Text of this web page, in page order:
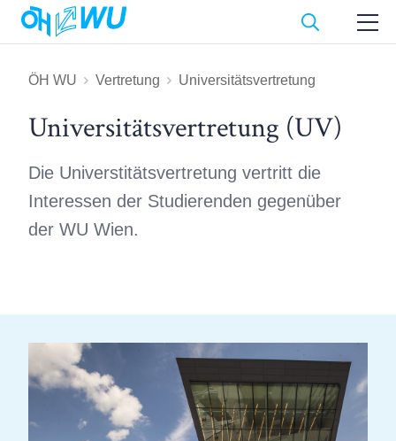
ÖH WU Vertretung Universitätsvertretung
Universitäts­vertretung (UV)
Die Universtitätsvertretung vertritt die
Interessen der Studierenden gegenüber
der WU Wien.